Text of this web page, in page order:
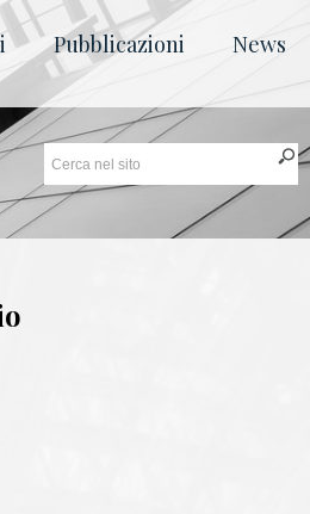
Pubblicazioni News